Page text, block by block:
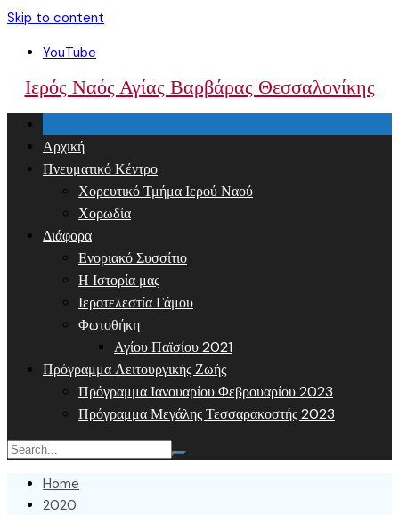
Skip to content
YouTube
Ιερός Ναός Αγίας Βαρβάρας Θεσσαλονίκης
Αρχική
Πνευματικό Κέντρο
Χορευτικό Τμήμα Ιερού Ναού
Χορωδία
Διάφορα
Ενοριακό Συσσίτιο
Η Ιστορία μας
Ιεροτελεστία Γάμου
Φωτοθήκη
Αγίου Παϊσίου 2021
Πρόγραμμα Λειτουργικής Ζωής
Πρόγραμμα Ιανουαρίου Φεβρουαρίου 2023
Πρόγραμμα Μεγάλης Τεσσαρακοστής 2023
Home
2020